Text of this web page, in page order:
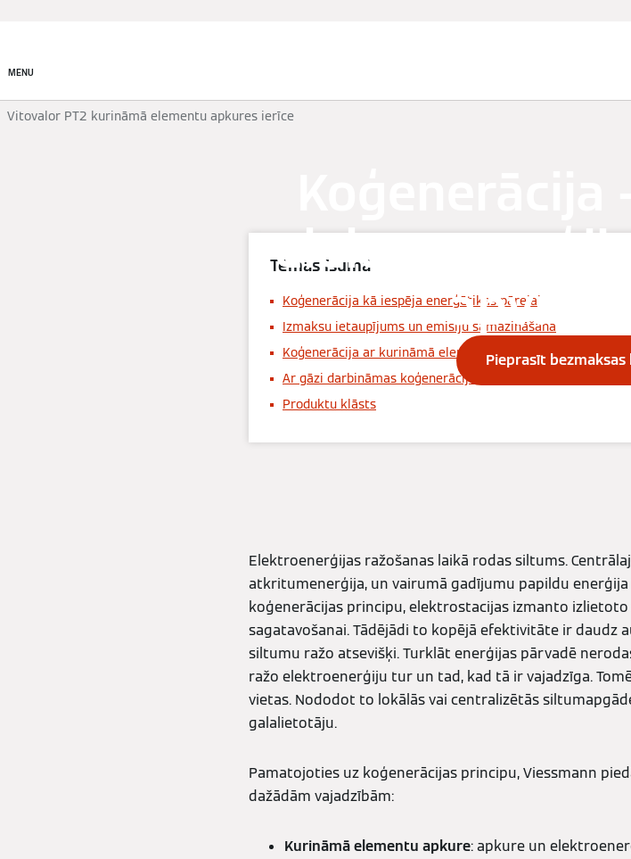
MENU
Pieprasīt
Vitovalor PT2 kurināmā elementu apkures ierīce
Tēmas īsumā
Koģenerācija kā iespēja enerģētikas pārejai
Izmaksu ietaupījums un emisiju samazināšana
Koģenerācija ar kurināmā elementu
Ar gāzi darbināmas koģenerācijas elektrostacijas
Produktu klāsts
Elektroenerģijas ražošanas laikā rodas siltums.
atkritumenerģija, un vairumā gadījumu papildu enerģija
koģenerācijas principu, elektrostacijas izmanto
sagatavošanai. Tādējādi to kopējā efektivitāte ir daudz
siltumu ražo atsevišķi. Turklāt enerģijas pārvadē
ražo elektroenerģiju tur un tad, kad tā ir vajadzīga.
vietas. Nododot to lokālās vai centralizētās
galalietotāju.
Pamatojoties uz koģenerācijas principu, Viessmann
dažādām vajadzībām:
Kurināmā elementu apkure: apkure un